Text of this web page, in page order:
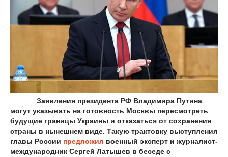
Заявления президента РФ Владимира Путина
могут указывать на готовность Москвы пересмотреть
будущие границы Украины и отказаться от сохранения
страны в нынешнем виде. Такую трактовку выступления
главы России предложил военный эксперт и журналист-
международник Сергей Латышев в беседе с